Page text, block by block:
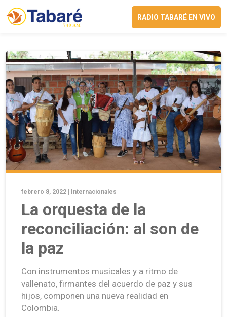
RADIO TABARÉ EN VIVO
febrero 8, 2022 | Internacionales
La orquesta de la
reconciliación: al son de
la paz
Con instrumentos musicales y a ritmo de
vallenato, firmantes del acuerdo de paz y sus
hijos, componen una nueva realidad en
Colombia.